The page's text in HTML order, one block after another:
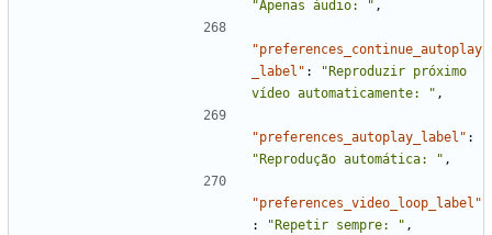
"Apenas áudio: " ,
"preferences_continue_autoplay
_label" :
"Reproduzir próximo
vídeo automaticamente: " ,
"preferences_autoplay_label" :
"Reprodução automática: " ,
"preferences_video_loop_label"
:
"Repetir sempre: " ,